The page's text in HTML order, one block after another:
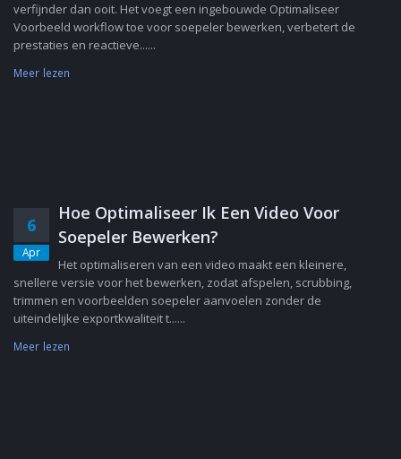
verfijnder dan ooit. Het voegt een ingebouwde Optimaliseer
Voorbeeld workflow toe voor soepeler bewerken, verbetert de
prestaties en reactieve......
Meer lezen
6
Apr
Hoe Optimaliseer Ik Een Video Voor
Soepeler Bewerken?
Het optimaliseren van een video maakt een kleinere,
snellere versie voor het bewerken, zodat afspelen, scrubbing,
trimmen en voorbeelden soepeler aanvoelen zonder de
uiteindelijke exportkwaliteit t......
Meer lezen